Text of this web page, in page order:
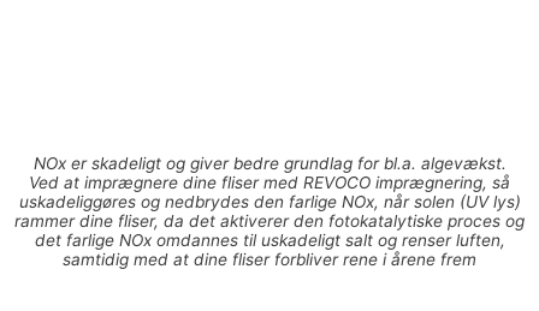
NOx er skadeligt og giver bedre grundlag for bl.a. algevækst.
Ved at imprægnere dine fliser med REVOCO imprægnering, så
uskadeliggøres og nedbrydes den farlige NOx, når solen (UV lys)
rammer dine fliser, da det aktiverer den fotokatalytiske proces og
det farlige NOx omdannes til uskadeligt salt og renser luften,
samtidig med at dine fliser forbliver rene i årene frem